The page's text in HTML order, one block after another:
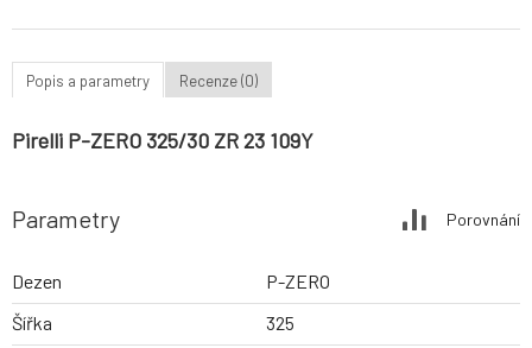
Popis a parametry Recenze (0)
Pirelli P-ZERO 325/30 ZR 23 109Y
Parametry Porovnání
Dezen
P-ZERO
Šířka
325